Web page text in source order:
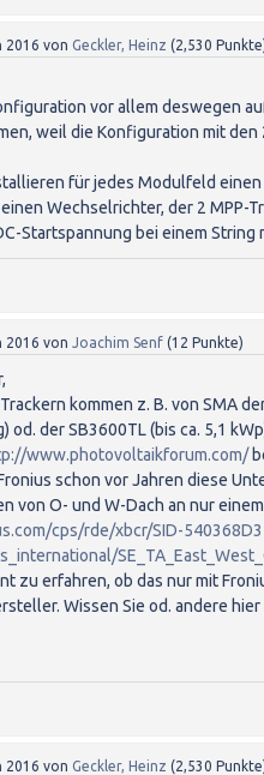
2016 von Geckler, Heinz (2,530
vor allem deswegen
weil die Konfiguration mit
für jedes Modulfeld
Wechselrichter, der 2 MPP-
Startspannung bei einem String
2016 von Joachim Senf (12 Punkte)
kommen z. B. von SMA
od. der SB3600TL (bis ca. 5,1
www.photovoltaikforum.com/
schon vor Jahren diese
von O- und W-Dach an nur
cps/rde/xbcr/SID-
zu erfahren, ob das nur mit
Wissen Sie od. andere hier
2016 von Geckler, Heinz (2,530